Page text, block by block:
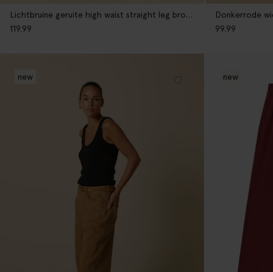
Lichtbruine geruite high waist straight leg broek
119.99
Donkerrode
99.99
new new